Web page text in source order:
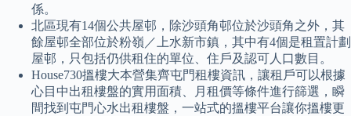
係。
北區現有14個公共屋邨，除沙頭角邨位於沙頭角之外，其
餘屋邨全部位於粉嶺／上水新市鎮，其中有4個是租置計劃
屋邨，只包括仍供租住的單位、住戶及認可人口數目。
House730搵樓大本營集齊屯門租樓資訊，讓租戶可以根據
心目中出租樓盤的實用面積、月租價等條件進行篩選，瞬
間找到屯門心水出租樓盤，一站式的搵樓平台讓你搵樓更